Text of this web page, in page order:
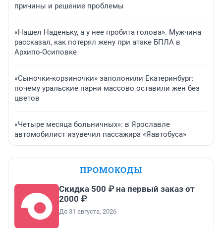
причины и решение проблемы
«Нашел Наденьку, а у нее пробита голова». Мужчина
рассказал, как потерял жену при атаке БПЛА в
Архипо-Осиповке
«Сыночки-корзиночки» заполонили Екатеринбург:
почему уральские парни массово оставили жен без
цветов
«Четыре месяца больничных»: в Ярославле
автомобилист изувечил пассажира «Яавтобуса»
ПРОМОКОДЫ
Скидка 500 ₽ на первый заказ от
2000 ₽
До 31 августа, 2026